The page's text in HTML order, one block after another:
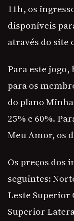
11h, os
disponíveis
através do site
Para este jogo,
para os
do plano
25% e 60%.
Meu Amor, os
Os preços dos
seguintes:
Leste Superior
Superior